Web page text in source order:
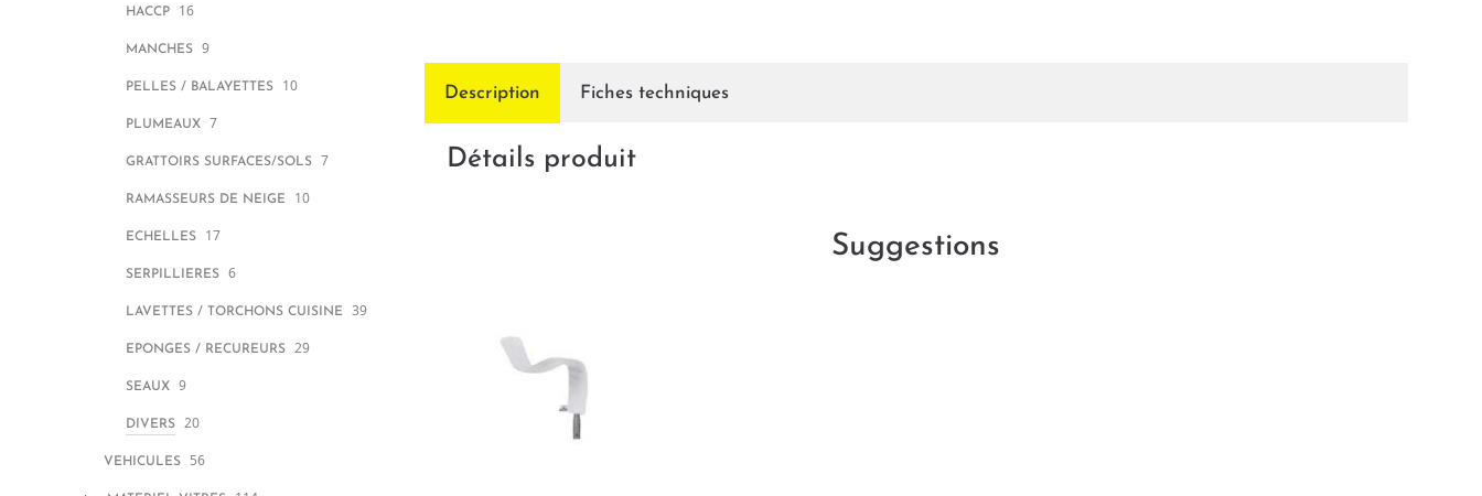
Description Fiches techniques
Détails produit
Suggestions
HACCP 16
MANCHES 9
PELLES / BALAYETTES 10
PLUMEAUX 7
GRATTOIRS SURFACES/SOLS 7
RAMASSEURS DE NEIGE 10
ECHELLES 17
SERPILLIERES 6
LAVETTES / TORCHONS CUISINE 39
EPONGES / RECUREURS 29
SEAUX 9
DIVERS 20
VEHICULES 56